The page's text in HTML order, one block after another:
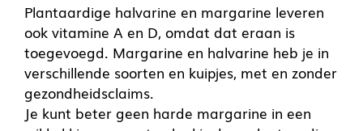
Plantaardige halvarine en margarine leveren
ook vitamine A en D, omdat dat eraan is
toegevoegd. Margarine en halvarine heb je in
verschillende soorten en kuipjes, met en zonder
gezondheidsclaims.
Je kunt beter geen harde margarine in een